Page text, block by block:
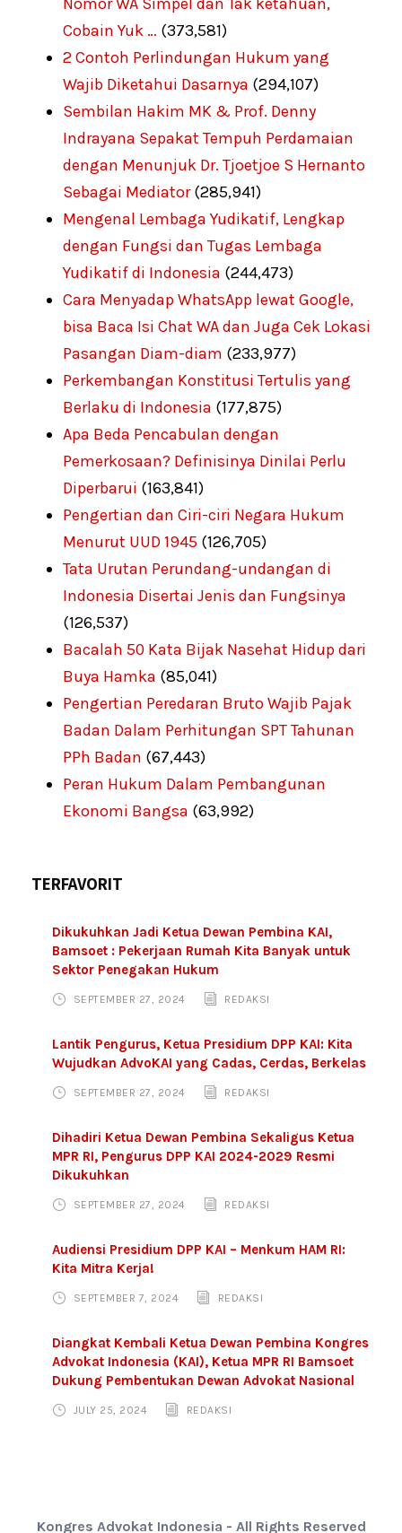
Cobain Yuk … (373,581)
2 Contoh Perlindungan Hukum yang
Wajib Diketahui Dasarnya (294,107)
Sembilan Hakim MK & Prof. Denny
Indrayana Sepakat Tempuh Perdamaian
dengan Menunjuk Dr. Tjoetjoe S Hernanto
Sebagai Mediator (285,941)
Mengenal Lembaga Yudikatif, Lengkap
dengan Fungsi dan Tugas Lembaga
Yudikatif di Indonesia (244,473)
Cara Menyadap WhatsApp lewat Google,
bisa Baca Isi Chat WA dan Juga Cek Lokasi
Pasangan Diam-diam (233,977)
Perkembangan Konstitusi Tertulis yang
Berlaku di Indonesia (177,875)
Apa Beda Pencabulan dengan
Pemerkosaan? Definisinya Dinilai Perlu
Diperbarui (163,841)
Pengertian dan Ciri-ciri Negara Hukum
Menurut UUD 1945 (126,705)
Tata Urutan Perundang-undangan di
Indonesia Disertai Jenis dan Fungsinya
(126,537)
Bacalah 50 Kata Bijak Nasehat Hidup dari
Buya Hamka (85,041)
Pengertian Peredaran Bruto Wajib Pajak
Badan Dalam Perhitungan SPT Tahunan
PPh Badan (67,443)
Peran Hukum Dalam Pembangunan
Ekonomi Bangsa (63,992)
TERFAVORIT
Dikukuhkan Jadi Ketua Dewan Pembina KAI,
Bamsoet : Pekerjaan Rumah Kita Banyak untuk
Sektor Penegakan Hukum
SEPTEMBER 27, 2024 REDAKSI
Lantik Pengurus, Ketua Presidium DPP KAI: Kita
Wujudkan AdvoKAI yang Cadas, Cerdas, Berkelas
SEPTEMBER 27, 2024 REDAKSI
Dihadiri Ketua Dewan Pembina Sekaligus Ketua
MPR RI, Pengurus DPP KAI 2024-2029 Resmi
Dikukuhkan
SEPTEMBER 27, 2024 REDAKSI
Audiensi Presidium DPP KAI – Menkum HAM RI:
Kita Mitra Kerja!
SEPTEMBER 7, 2024 REDAKSI
Diangkat Kembali Ketua Dewan Pembina Kongres
Advokat Indonesia (KAI), Ketua MPR RI Bamsoet
Dukung Pembentukan Dewan Advokat Nasional
JULY 25, 2024 REDAKSI
Kongres Advokat Indonesia - All Rights Reserved